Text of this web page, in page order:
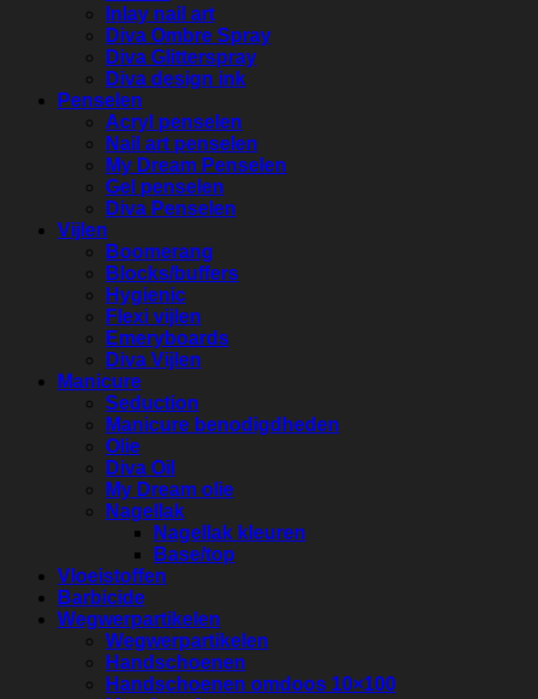
Inlay nail art
Diva Ombre Spray
Diva Glitterspray
Diva design ink
Penselen
Acryl penselen
Nail art penselen
My Dream Penselen
Gel penselen
Diva Penselen
Vijlen
Boomerang
Blocks/buffers
Hygienic
Flexi vijlen
Emeryboards
Diva Vijlen
Manicure
Seduction
Manicure benodigdheden
Olie
Diva Oil
My Dream olie
Nagellak
Nagellak kleuren
Base/top
Vloeistoffen
Barbicide
Wegwerpartikelen
Wegwerpartikelen
Handschoenen
Handschoenen omdoos 10×100